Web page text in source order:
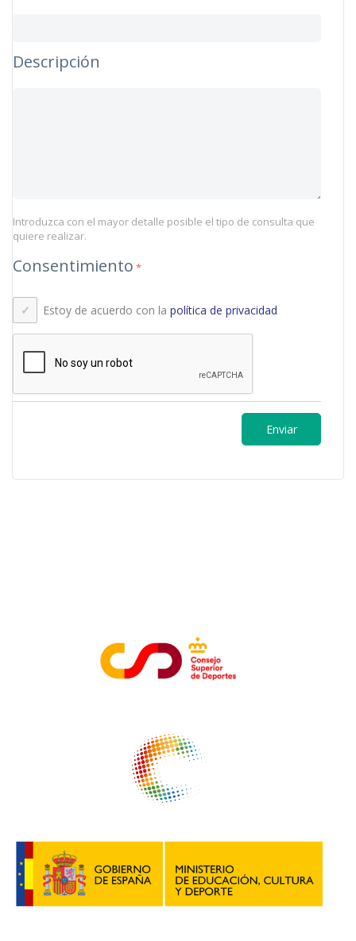
Descripción
Introduzca con el mayor detalle posible el tipo de consulta que
quiere realizar.
Consentimiento *
Estoy de acuerdo con lapolítica de privacidad